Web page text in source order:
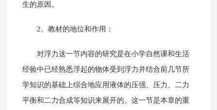
生的原因。
2、教材的地位和作用：
对浮力这一节内容的研究是在小学自然课和生活
经验中已经熟悉浮起的物体受到浮力并结合前几节所
学知识的基础上综合地应用液体的压强、压力、二力
平衡和二力合成等知识来展开的。这一节是本章的重